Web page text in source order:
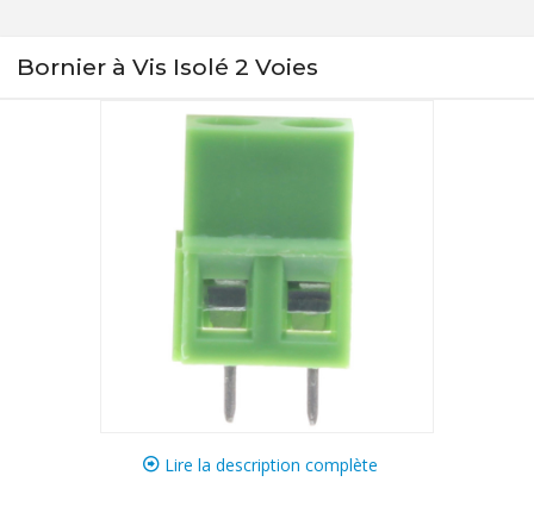
Bornier à Vis Isolé 2 Voies
Lire la description complète